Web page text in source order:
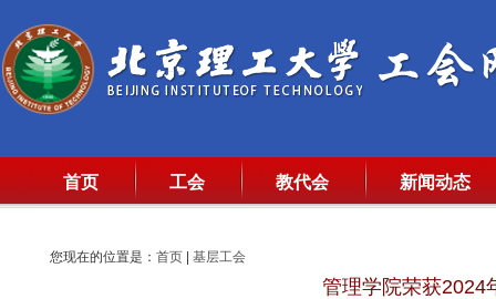
首页 工会 教代会 新闻动态
您现在的位置是： 首页 基层工会
管理学院荣获2024